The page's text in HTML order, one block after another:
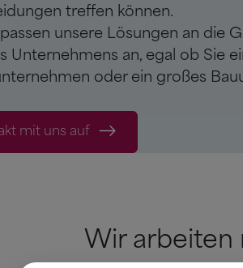
treffen können.
unsere Lösungen an die
Unternehmens an, egal ob Sie
oder ein großes
mit uns auf
Wir arbeiten